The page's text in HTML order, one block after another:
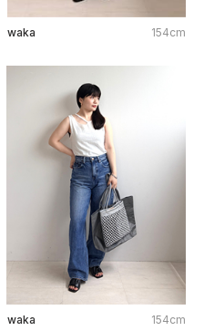
waka 154cm
waka 154cm